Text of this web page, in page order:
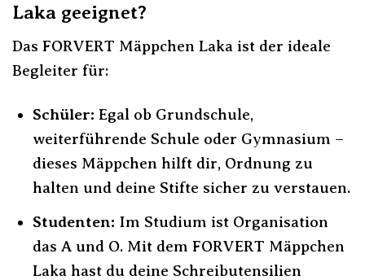
Laka geeignet?
Das FORVERT Mäppchen Laka ist der ideale
Begleiter für:
Schüler: Egal ob Grundschule,
weiterführende Schule oder Gymnasium –
dieses Mäppchen hilft dir, Ordnung zu
halten und deine Stifte sicher zu verstauen.
Studenten: Im Studium ist Organisation
das A und O. Mit dem FORVERT Mäppchen
Laka hast du deine Schreibutensilien